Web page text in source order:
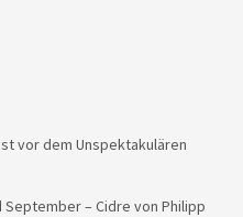
vor dem Unspektakulären
September – Cidre von Philipp